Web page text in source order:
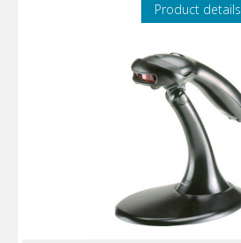
Product details